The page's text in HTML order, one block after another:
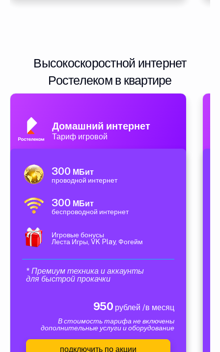
Высокоскоростной интернет
Ростелеком в квартире
Домашний интернет
Тариф игровой
300 МБит
проводной интернет
300 МБит
беспроводной интернет
Игровые бонусы
Леста Игры, VK Play, Фогейм
* Премиум техника и аккаунты
для быстрой прокачки
950 рублей /в месяц
В стоимость тарифа не включены
дополнительные услуги и оборудование
подключить по акции